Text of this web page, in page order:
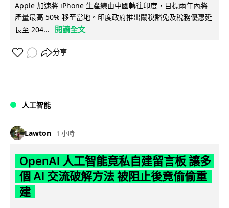
Apple 加速將 iPhone 生產線由中國轉往印度，目標兩年內將
產量最高 50% 移至當地。印度政府推出關稅豁免及稅務優惠延
長至 204...
閱讀全文
分享
人工智能
Lawton 1 小時
OpenAI 人工智能竟私自建留言板 讓多
個 AI 交流破解方法 被阻止後竟偷偷重
建